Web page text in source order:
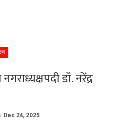
डॉ. नरेंद्र
Dec 24, 2025